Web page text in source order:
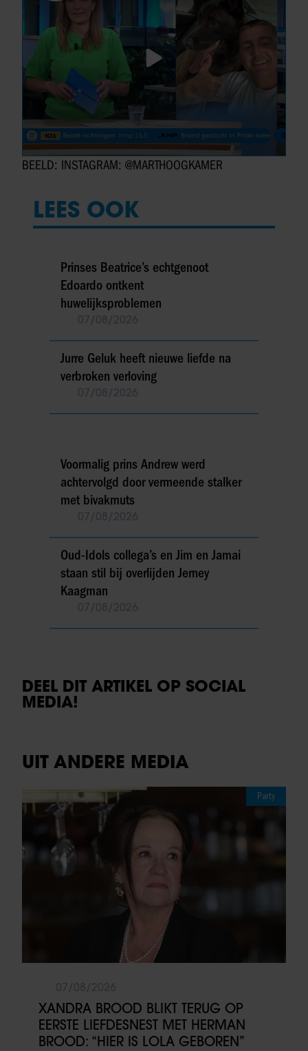
BEELD: INSTAGRAM: @MARTHOOGKAMER
LEES OOK
Prinses Beatrice’s echtgenoot
Edoardo ontkent
huwelijksproblemen
Jurre Geluk heeft nieuwe liefde na
verbroken verloving
Voormalig prins Andrew werd
achtervolgd door vermeende stalker
met bivakmuts
Oud-Idols collega’s en Jim en Jamai
staan stil bij overlijden Jerney
Kaagman
DEEL DIT ARTIKEL OP SOCIAL
MEDIA!
UIT ANDERE MEDIA
Party
XANDRA BROOD BLIKT TERUG OP
EERSTE LIEFDESNEST MET HERMAN
BROOD: “HIER IS LOLA GEBOREN”